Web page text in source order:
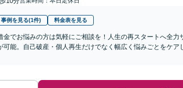
事例を見る(1件) 料金表を見る
金でお悩みの方は気軽にご相談を！人生の再スタートへ全力
可能。自己破産・個人再生だけでなく幅広く悩みごとをケア